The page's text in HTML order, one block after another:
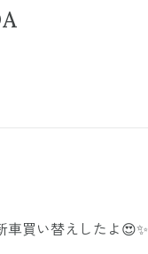
車買い替えしたよ😍✨